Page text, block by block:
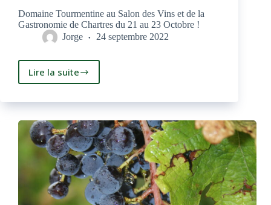
Domaine Tourmentine au Salon des Vins et de la
Gastronomie de Chartres du 21 au 23 Octobre !
Jorge
24 septembre 2022
Lire la suiteTourmentine
Salon
Vins
et
de
la
Gastronomie
de
Chartres